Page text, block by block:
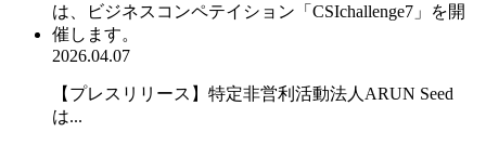
2026.04.07
【プレスリリース】特定非営利活動法人ARUN Seed
は...